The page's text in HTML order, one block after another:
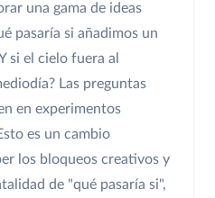
una gama de ideas
pasaría si añadimos un
si el cielo fuera al
Las preguntas
en experimentos
es un cambio
los bloqueos creativos y
de "qué pasaría si",